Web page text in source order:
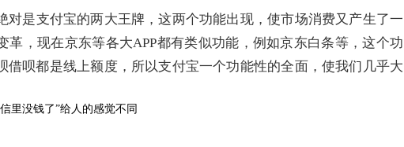
对是支付宝的两大王牌，这两个功能出现，使市场消费又产生了一
革，现在京东等各大APP都有类似功能，例如京东白条等，这个功
借呗都是线上额度，所以支付宝一个功能性的全面，使我们几乎大